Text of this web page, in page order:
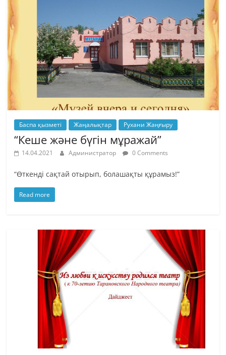
Баспа қызметі Жаңалықтар Рухани Жаңғыру
“Кеше және бүгін мұражай”
14.04.2021 Администратор 0 Comments
“Өткенді сақтай отырып, болашақты құрамыз!”
Read more